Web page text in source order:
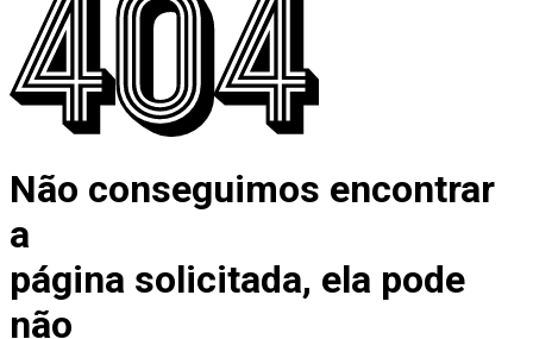
Não conseguimos encontrar
a
página solicitada, ela pode
não